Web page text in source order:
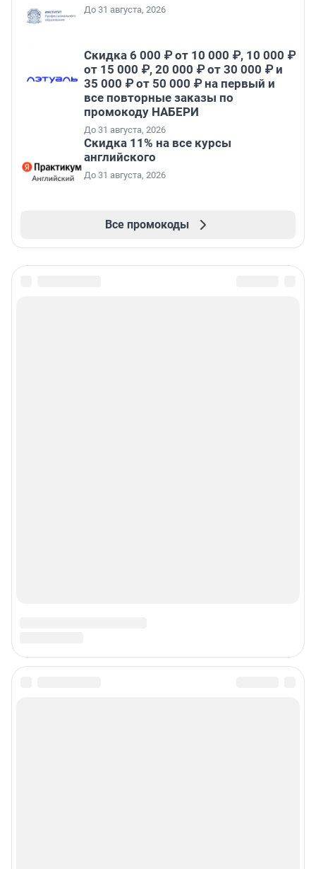
До 31 августа, 2026
Скидка 6 000 ₽ от 10 000 ₽, 10 000 ₽
от 15 000 ₽, 20 000 ₽ от 30 000 ₽ и
35 000 ₽ от 50 000 ₽ на первый и
все повторные заказы по
промокоду НАБЕРИ
До 31 августа, 2026
Скидка 11% на все курсы
английского
До 31 августа, 2026
Все промокоды